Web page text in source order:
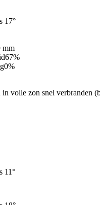
17°
mm
67%
0%
in volle zon snel verbranden
11°